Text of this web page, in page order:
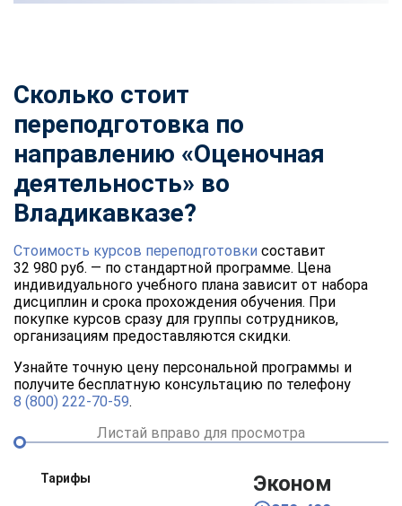
Сколько стоит
переподготовка по
направлению «Оценочная
деятельность» во
Владикавказе?
Стоимость курсов переподготовки составит
32 980 руб. — по стандартной программе. Цена
индивидуального учебного плана зависит от набора
дисциплин и срока прохождения обучения. При
покупке курсов сразу для группы сотрудников,
организациям предоставляются скидки.
Узнайте точную цену персональной программы и
получите бесплатную консультацию по телефону
8 (800) 222-70-59.
Листай вправо для просмотра
Тарифы Эконом